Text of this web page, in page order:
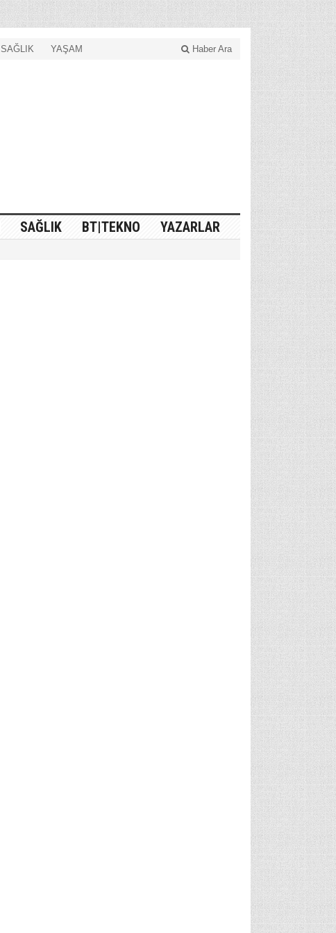
SAĞLIK YAŞAM Haber Ara
SAĞLIK BT|TEKNO YAZARLAR